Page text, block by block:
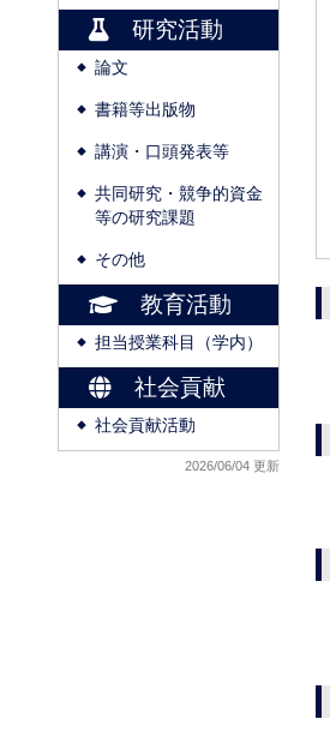
研究活動
◆ 論文
◆ 書籍等出版物
◆ 講演・口頭発表等
◆
共同研究・競争的資金
等の研究課題
◆ その他
教育活動
◆ 担当授業科目（学内）
社会貢献
◆ 社会貢献活動
2026/06/04 更新